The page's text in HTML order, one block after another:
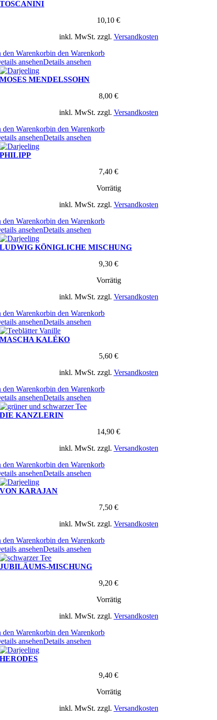
TOSCANINI
10,10 €
inkl. MwSt. zzgl. Versandkosten
den Warenkorbin den Warenkorb
ansehenDetails ansehen
MOSES MENDELSSOHN
8,00 €
inkl. MwSt. zzgl. Versandkosten
den Warenkorbin den Warenkorb
ansehenDetails ansehen
PHILIPP
7,40 €
Vorrätig
inkl. MwSt. zzgl. Versandkosten
den Warenkorbin den Warenkorb
ansehenDetails ansehen
LUDWIG KÖNIGLICHE MISCHUNG
9,30 €
Vorrätig
inkl. MwSt. zzgl. Versandkosten
den Warenkorbin den Warenkorb
ansehenDetails ansehen
MASCHA KALÉKO
5,60 €
inkl. MwSt. zzgl. Versandkosten
den Warenkorbin den Warenkorb
ansehenDetails ansehen
DIE KANZLERIN
14,90 €
inkl. MwSt. zzgl. Versandkosten
den Warenkorbin den Warenkorb
ansehenDetails ansehen
VON KARAJAN
7,50 €
inkl. MwSt. zzgl. Versandkosten
den Warenkorbin den Warenkorb
ansehenDetails ansehen
JUBILÄUMS-MISCHUNG
9,20 €
Vorrätig
inkl. MwSt. zzgl. Versandkosten
den Warenkorbin den Warenkorb
ansehenDetails ansehen
HERODES
9,40 €
Vorrätig
inkl. MwSt. zzgl. Versandkosten